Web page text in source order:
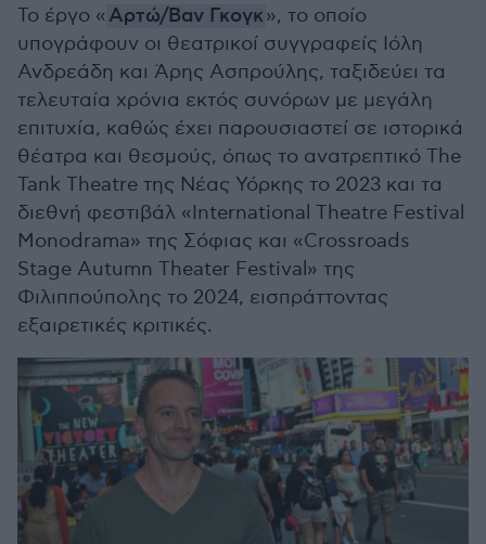
Το έργο «Αρτώ/Βαν Γκογκ», το οποίο
υπογράφουν οι θεατρικοί συγγραφείς Ιόλη
Ανδρεάδη και Άρης Ασπρούλης, ταξιδεύει τα
τελευταία χρόνια εκτός συνόρων με μεγάλη
επιτυχία, καθώς έχει παρουσιαστεί σε ιστορικά
θέατρα και θεσμούς, όπως το ανατρεπτικό The
Tank Theatre της Νέας Υόρκης το 2023 και τα
διεθνή φεστιβάλ «International Theatre Festival
Monodrama» της Σόφιας και «Crossroads
Stage Autumn Theater Festival» της
Φιλιππούπολης το 2024, εισπράττοντας
εξαιρετικές κριτικές.